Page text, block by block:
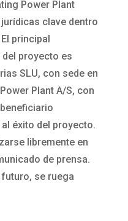
Power Plant
clave dentro
El principal
proyecto es
SLU, con sede en
Plant A/S, con
éxito del proyecto.
libremente en
de prensa.
se ruega